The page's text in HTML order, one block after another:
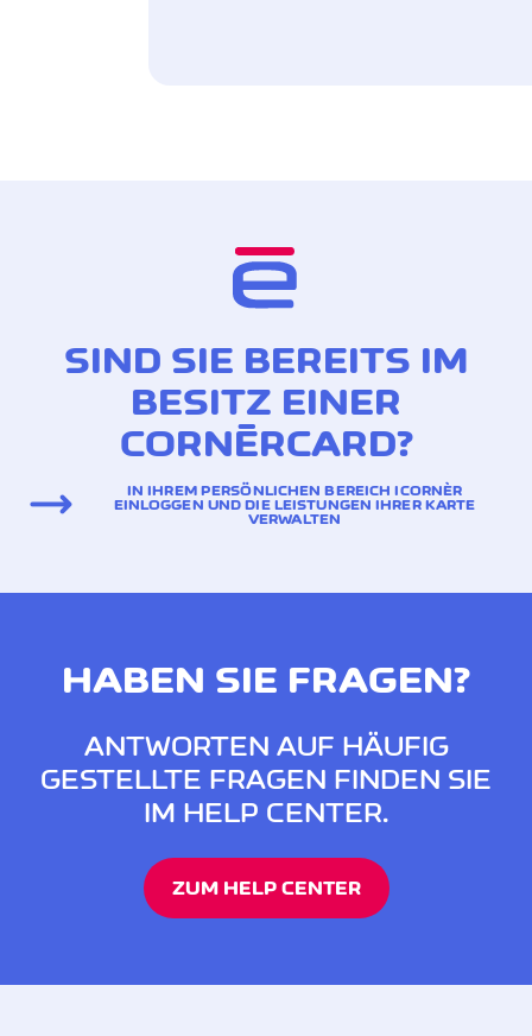
SIND SIE BEREITS IM
BESITZ EINER
CORNÈRCARD?
IN IHREM PERSÖNLICHEN BEREICH ICORNÈR
EINLOGGEN UND DIE LEISTUNGEN IHRER KARTE
VERWALTEN
HABEN SIE FRAGEN?
ANTWORTEN AUF HÄUFIG
GESTELLTE FRAGEN FINDEN SIE
IM HELP CENTER.
ZUM HELP CENTER